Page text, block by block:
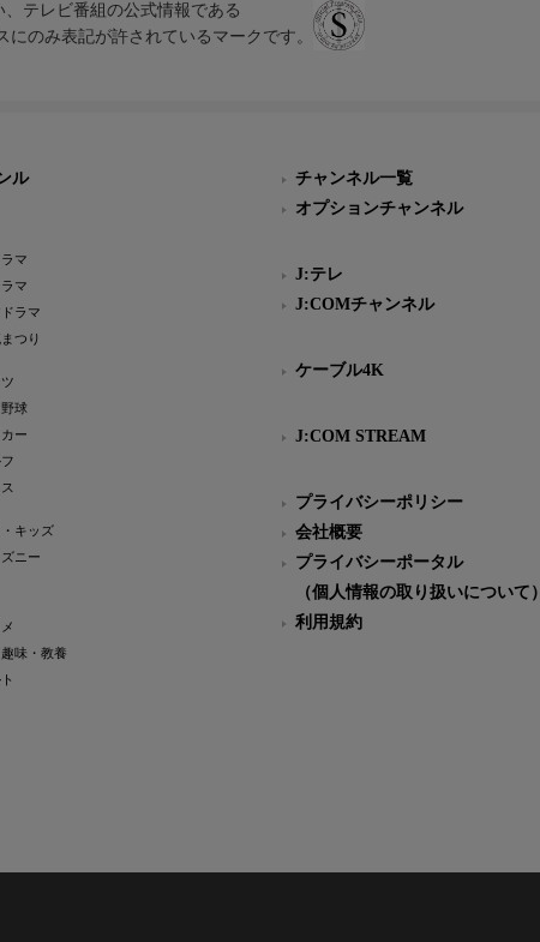
、テレビ番組の公式情報である
にのみ表記が許されているマークです。
ル
マ
マ
ラマ
つり
球
ー
キッズ
ニー
味・教養
チャンネル一覧
オプションチャンネル
J:テレ
J:COMチャンネル
ケーブル4K
J:COM STREAM
プライバシーポリシー
会社概要
プライバシーポータル
（個人情報の取り扱いについて）
利用規約